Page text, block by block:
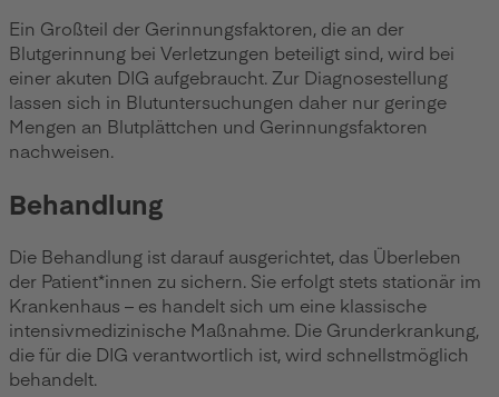
Ein Großteil der Gerinnungsfaktoren, die an der
Blutgerinnung bei Verletzungen beteiligt sind, wird bei
einer akuten DIG aufgebraucht. Zur Diagnosestellung
lassen sich in Blutuntersuchungen daher nur geringe
Mengen an Blutplättchen und Gerinnungsfaktoren
nachweisen.
Behandlung
Die Behandlung ist darauf ausgerichtet, das Überleben
der Patient*innen zu sichern. Sie erfolgt stets stationär im
Krankenhaus – es handelt sich um eine klassische
intensivmedizinische Maßnahme. Die Grunderkrankung,
die für die DIG verantwortlich ist, wird schnellstmöglich
behandelt.